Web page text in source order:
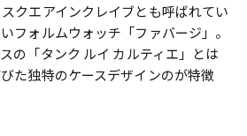
クエアインクレイブとも呼ばれてい
フォルムウォッチ「ファバージ」。
の「タンク ルイ カルティエ」とは
た独特のケースデザインのが特徴